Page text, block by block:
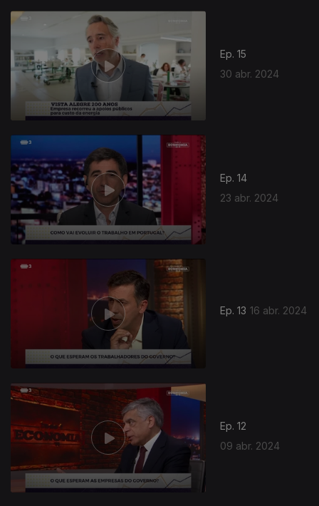
Ep. 15
30 abr. 2024
Ep. 14
23 abr. 2024
Ep. 13 16 abr. 2024
Ep. 12
09 abr. 2024